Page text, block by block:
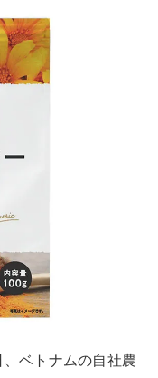
、ベトナムの自社農